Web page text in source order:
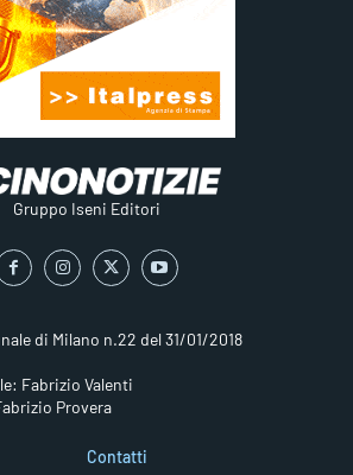
Gruppo Iseni Editori
di Milano n.22 del 31/01/2018
Fabrizio Valenti
Provera
Contatti